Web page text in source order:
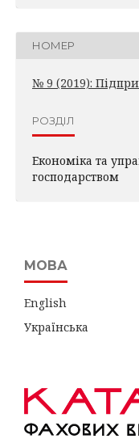
НОМЕР
№ 9 (2019):
РОЗДІЛ
Економіка та
господарством
МОВА
English
Українська